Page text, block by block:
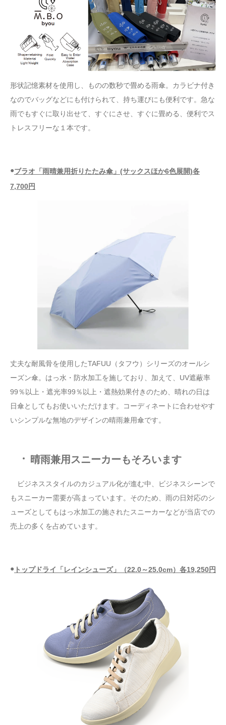
形状記憶素材を使用し、ものの数秒で畳める雨傘。カラビナ付き
なのでバッグなどにも付けられて、持ち運びにも便利です。急な
雨でもすぐに取り出せて、すぐにさせ、すぐに畳める、便利でス
トレスフリーな１本です。
●ブラオ「雨晴兼用折りたたみ傘」(サックスほか6色展開)各
7,700円
丈夫な耐風骨を使用したTAFUU（タフウ）シリーズのオールシ
ーズン傘。はっ水・防水加工を施しており、加えて、UV遮蔽率
99％以上・遮光率99％以上・遮熱効果付きのため、晴れの日は
日傘としてもお使いいただけます。コーディネートに合わせやす
いシンプルな無地のデザインの晴雨兼用傘です。
晴雨兼用スニーカーもそろいます
ビジネススタイルのカジュアル化が進む中、ビジネスシーンで
もスニーカー需要が高まっています。そのため、雨の日対応のシ
ューズとしてもはっ水加工の施されたスニーカーなどが当店での
売上の多くを占めています。
● トップドライ「レインシューズ」（22.0～25.0cm）各19,250円